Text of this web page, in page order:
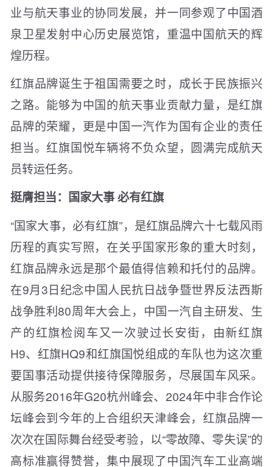
业与航天事业的协同发展，并一同参观了中国酒
泉卫星发射中心历史展览馆，重温中国航天的辉
煌历程。
红旗品牌诞生于祖国需要之时，成长于民族振兴
之路。能够为中国的航天事业贡献力量，是红旗
品牌的荣耀，更是中国一汽作为国有企业的责任
担当。红旗国悦车辆将不负众望，圆满完成航天
员转运任务。
挺膺担当： 国家大事 必有红旗
“国家大事，必有红旗”，是红旗品牌六十七载风雨
历程的真实写照，在关乎国家形象的重大时刻，
红旗品牌永远是那个最值得信赖和托付的品牌。
在9月3日纪念中国人民抗日战争暨世界反法西斯
战争胜利80周年大会上，中国一汽自主研发、生
产的红旗检阅车又一次驶过长安街，由新红旗
H9、红旗HQ9和红旗国悦组成的车队也为这次重
要国事活动提供接待保障服务，尽展国车风采。
从服务2016年G20杭州峰会、2024年中非合作论
坛峰会到今年的上合组织天津峰会，红旗品牌一
次次在国际舞台经受考验，以“零故障、零失误”的
高标准赢得赞誉，集中展现了中国汽车工业高端